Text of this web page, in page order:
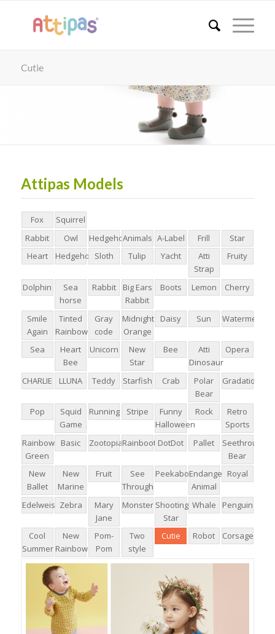
Cutie
Attipas Models
Fox
Squirrel
Rabbit
Owl Hedgehog24AW
Animals A-Label Frill
Star
Heart
Hedgehog24SS
Sloth Tulip Yacht
Atti
Strap
Fruity
Dolphin
Sea
horse
Rabbit
Big Ears
Rabbit
Boots Lemon Cherry
Smile
Again
Tinted
Rainbow
Gray
code
Midnight
Orange
Daisy Sun Watermelon
Sea
Heart
Bee
Unicorn
New
Star
Bee
Atti
Dinosaur
Opera
CHARLIE LLUNA Teddy Starfish Crab
Polar
Bear
Gradation
Pop
Squid
Game
Running Stripe
Funny
Halloween
Rock
Retro
Sports
Rainbow
Green
Basic ZootopiaRainbootsDotDot Pallet
Seethrough
Bear
New
Ballet
New
Marine
Fruit
See
Through
PeekabooEndangered
Animal
Royal
Edelweiss Zebra
Mary
Jane
Monster Shooting
Star
Whale Penguin
Cool
Summer
New
Rainbow
Pom-
Pom
Two
style
Cutie Robot Corsage